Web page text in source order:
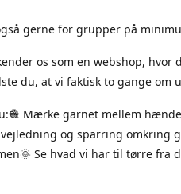
gerne for grupper på
os som en webshop,
du, at vi faktisk to gange om
Mærke garnet mellem
og sparring omkring
Se hvad vi har til tørre fra